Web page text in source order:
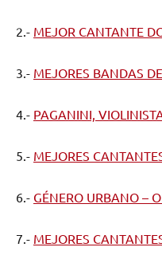
2.- MEJOR CANTANTE
3.- MEJORES BANDAS
4.- PAGANINI,
5.- MEJORES
6.- GÉNERO URBANO –
7.- MEJORES